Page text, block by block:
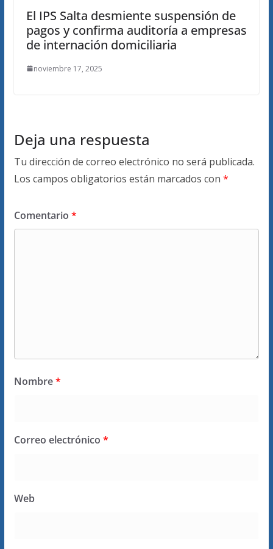
El IPS Salta desmiente suspensión de
pagos y confirma auditoría a empresas
de internación domiciliaria
noviembre 17, 2025
Deja una respuesta
Tu dirección de correo electrónico no será publicada.
Los campos obligatorios están marcados con *
Comentario *
Nombre*
Correo electrónico *
Web